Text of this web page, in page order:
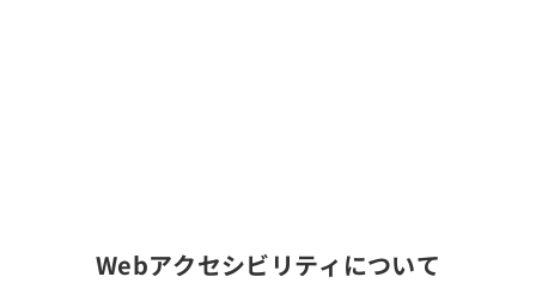
Webアクセシビリティについて